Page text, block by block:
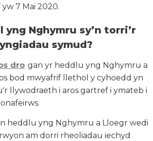
7 Mai 2020.
yng Nghymru sy’n torri’r
symud?
dro gan yr heddlu yng Nghymru a
bod mwyafrif llethol y cyhoedd yn
llywodraeth i aros gartref i ymateb i
heddlu yng Nghymru a Lloegr wedi
am dorri rheoliadau iechyd